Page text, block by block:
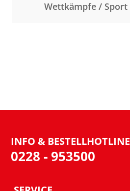
Wettkämpfe / Sport
INFO & BESTELLHOTLINE
0228 - 953500